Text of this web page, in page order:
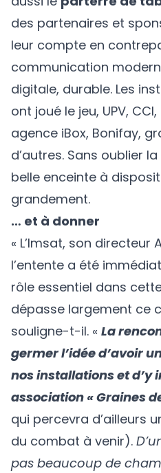
des partenaires et
leur compte en
communication
digitale, durable. Les
ont joué le jeu, UPV,
agence iBox, Bonifay,
d’autres. Sans oublier
belle enceinte à
grandement.
… et à donner
« L’Imsat, son directeur
l’entente a été
rôle essentiel dans
dépasse largement ce
souligne-t-il. « La
germer l’idée d’avoir
nos installations et d’y
association « Graines
qui percevra d’ailleurs
du combat à venir).
pas beaucoup de